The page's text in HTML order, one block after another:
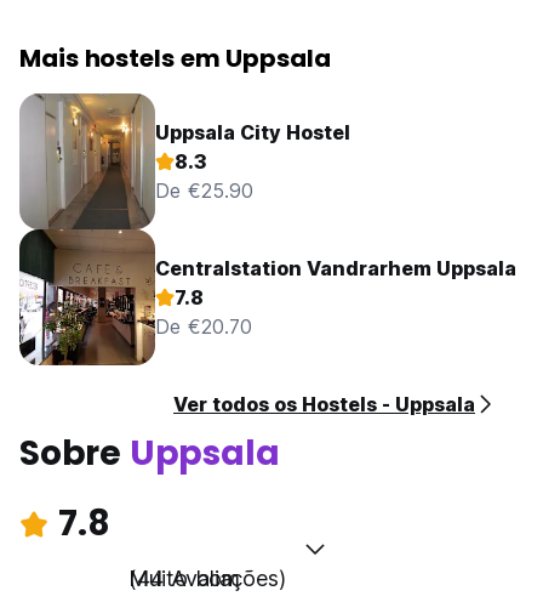
Mais hostels em Uppsala
Uppsala City Hostel
8.3
De €25.90
Centralstation Vandrarhem Uppsala
7.8
De €20.70
Ver todos os Hostels - Uppsala
Sobre Uppsala
7.8
Muito bom
(44 Avaliações)